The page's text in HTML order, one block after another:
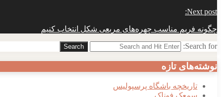
Next post:
چگونه فریم مناسب چهره‌های مربعی شکل انتخاب کنیم
Search for:
Search
نوشته‌های تازه
تاریخچه باشگاه پرسپولیس
سمعک فوناک